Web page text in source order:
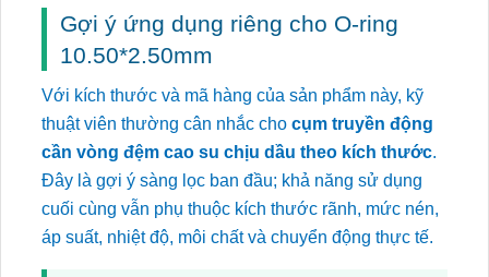
Gợi ý ứng dụng riêng cho O-ring
10.50*2.50mm
Với kích thước và mã hàng của sản phẩm này, kỹ
thuật viên thường cân nhắc cho cụm truyền động
cần vòng đệm cao su chịu dầu theo kích thước.
Đây là gợi ý sàng lọc ban đầu; khả năng sử dụng
cuối cùng vẫn phụ thuộc kích thước rãnh, mức nén,
áp suất, nhiệt độ, môi chất và chuyển động thực tế.